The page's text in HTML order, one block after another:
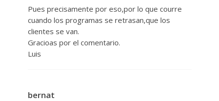
Pues precisamente por eso,por lo que courre
cuando los programas se retrasan,que los
clientes se van.
Gracioas por el comentario.
Luis
bernat